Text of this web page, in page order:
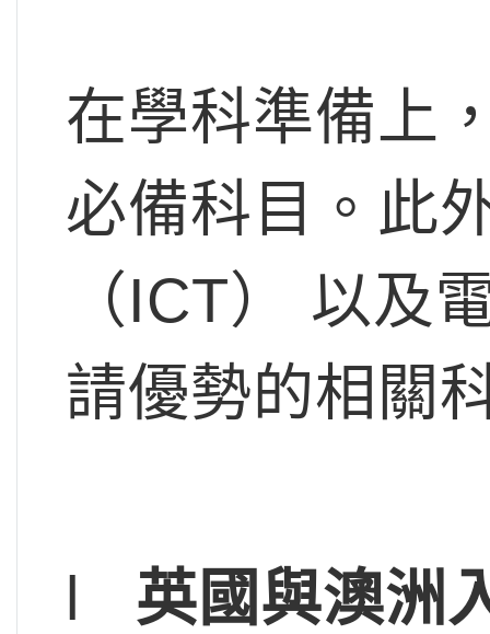
在學科準備上
必備科目。此
（ICT） 以及
請優勢的相關
l 英國與澳洲